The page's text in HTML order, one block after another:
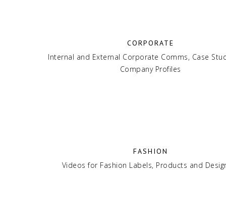
CORPORATE
Internal and External Corporate Comms, Case
Company Profiles
FASHION
Videos for Fashion Labels, Products and